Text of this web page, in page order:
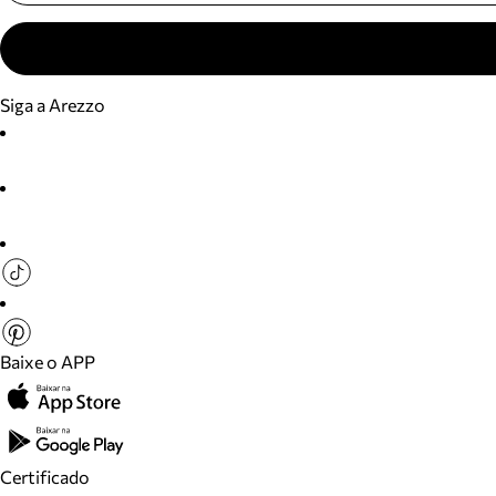
Siga a Arezzo
Baixe o APP
Certificado